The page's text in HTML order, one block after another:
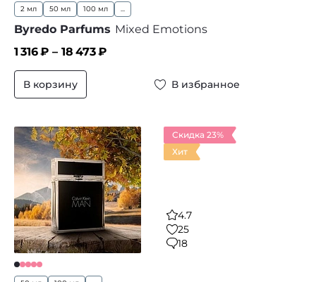
2 мл 50 мл 100 мл ...
Byredo Parfums Mixed Emotions
1 316₽ – 18 473₽
В корзину В избранное
Скидка 23%
Хит
4.7
25
18